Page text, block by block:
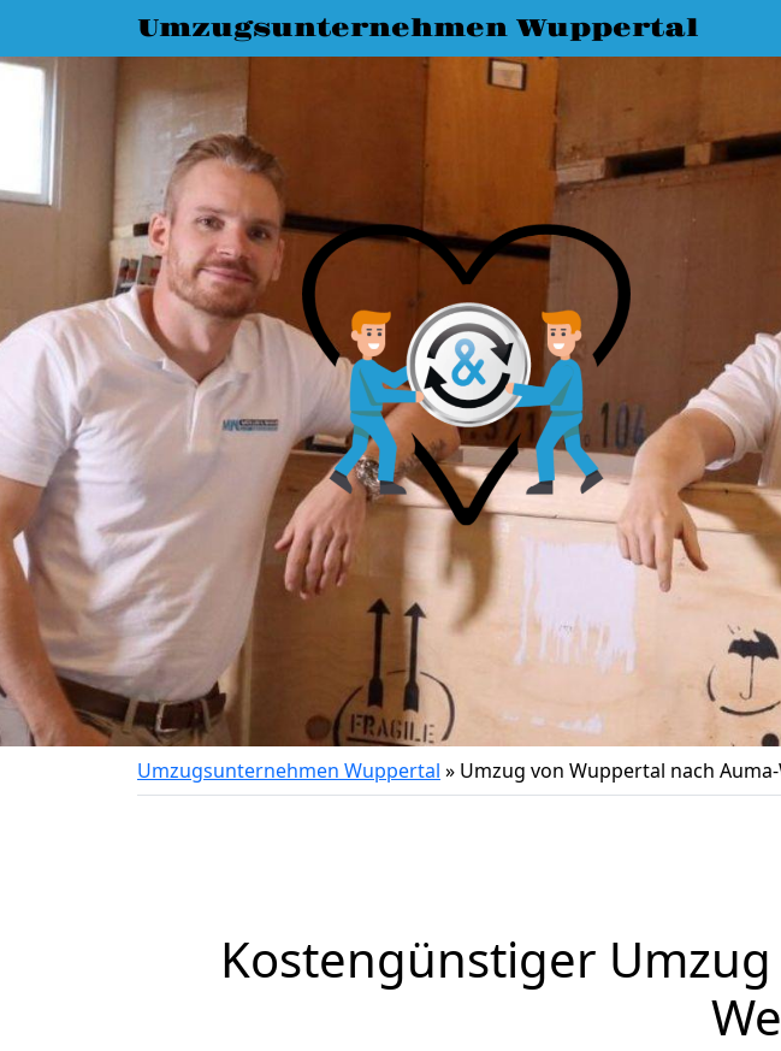
Umzugsunternehmen Wuppertal
Umzugsunternehmen Wuppertal » Umzug von Wuppertal nach
Kostengünstiger